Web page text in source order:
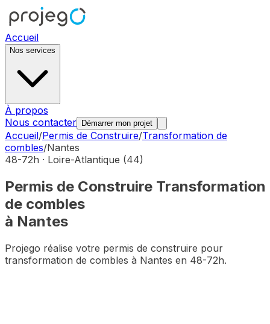
Accueil
Nos services
À propos
Nous contacter
Démarrer mon projet
Accueil/Permis de Construire/Transformation de
combles/Nantes
48-72h · Loire-Atlantique (44)
Permis de Construire Transformation
de combles
à Nantes
Projego réalise votre permis de construire pour
transformation de combles à Nantes en 48-72h.